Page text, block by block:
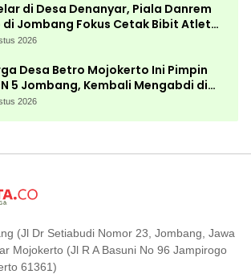
di Desa Denanyar, Piala Danrem
di Jombang Fokus Cetak Bibit Atlet
Berprestasi
2026
Desa Betro Mojokerto Ini Pimpin
5 Jombang, Kembali Mengabdi di
2026
(Jl Dr Setiabudi Nomor 23, Jombang, Jawa
Mojokerto (Jl R A Basuni No 96 Jampirogo
61361)